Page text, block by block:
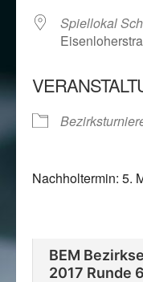
Spiellokal
Nachholtermin: 5.
BEM
2017 Runde 6